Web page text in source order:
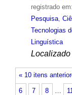
registrado em:
Pesquisa,
Tecnologias
Linguística
Localizado
« 10 itens
6 7 8 …